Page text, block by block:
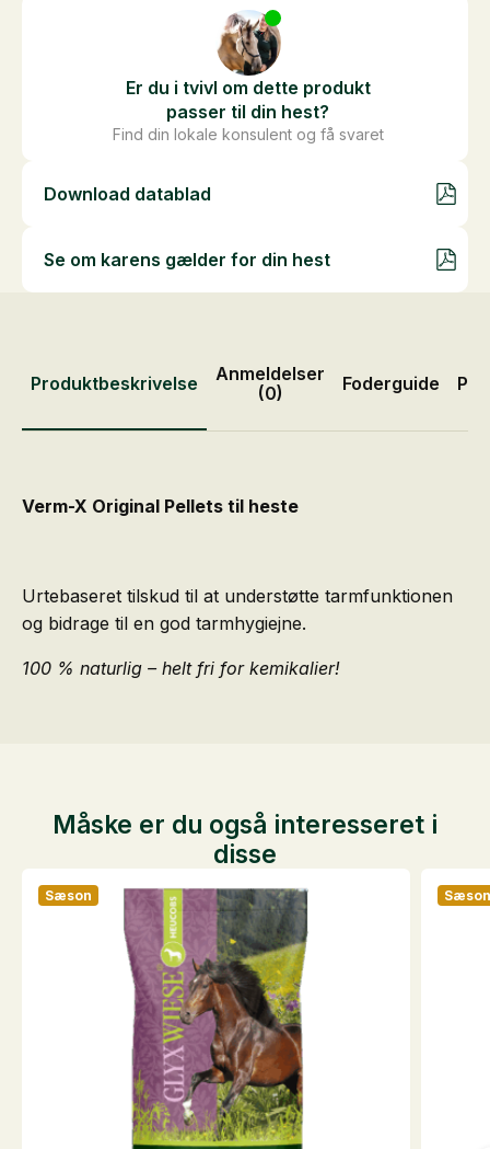
Er du i tvivl om dette produkt
passer til din hest?
Find din lokale konsulent og få svaret
Download datablad
Se om karens gælder for din hest
Produktbeskrivelse
Anmeldelser
(0)
Foderguide
Verm-X Original Pellets til heste
Urtebaseret tilskud til at understøtte tarmfunktionen
og bidrage til en god tarmhygiejne.
100 % naturlig – helt fri for kemikalier!
Måske er du også interesseret i
disse
Sæson Sæson